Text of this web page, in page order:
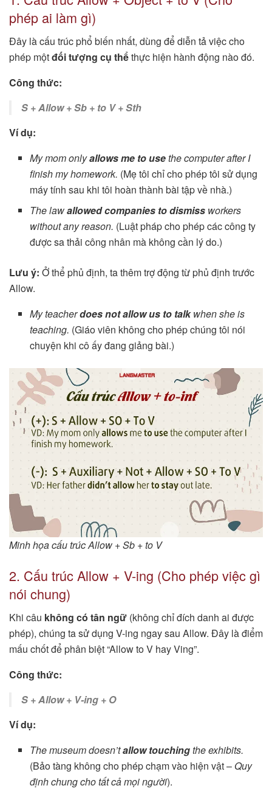
phép ai làm gì)
Đây là cấu trúc phổ biến nhất, dùng để diễn tả việc cho
phép mộtđối tượng cụ thểthực hiện hành động nào đó.
Công thức:
S + Allow + Sb + to V + Sth
Ví dụ:
My mom onlyallows me to usethe computer after I
finish my homework. (Mẹ tôi chỉ cho phép tôi sử dụng
máy tính sau khi tôi hoàn thành bài tập về nhà.)
The lawallowed companies to dismiss workers
without any reason. (Luật pháp cho phép các công ty
được sa thải công nhân mà không cần lý do.)
Lưu ý: Ở thể phủ định, ta thêm trợ động từ phủ định trước
Allow.
My teacherdoes not allow us to talkwhen she is
teaching. (Giáo viên không cho phép chúng tôi nói
chuyện khi cô ấy đang giảng bài.)
Minh họa cấu trúc Allow + Sb + to V
2. Cấu trúc Allow + V-ing (Cho phép việc gì
nói chung)
Khi câu không có tân ngữ (không chỉ đích danh ai được
phép), chúng ta sử dụng V-ing ngay sau Allow. Đây là điểm
mấu chốt để phân biệt “Allow to V hay Ving”.
Công thức:
S + Allow + V-ing + O
Ví dụ:
The museum doesn’tallow touchingthe exhibits.
(Bảo tàng không cho phép chạm vào hiện vật – Quy
định chung cho tất cả mọi người).